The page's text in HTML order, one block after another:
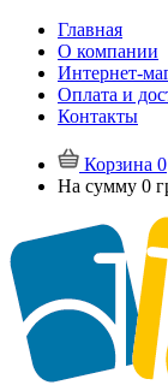
Главная
О компании
Интернет-
Оплата и
Контакты
Корзина 0
На сумму 0